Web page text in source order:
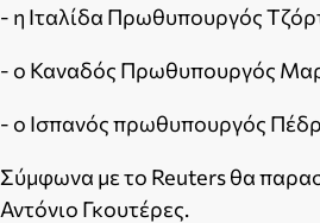
- η Ιταλίδα Πρωθυπουργός
- ο Καναδός Πρωθυπουργός
- ο Ισπανός πρωθυπουργός
Σύμφωνα με το Reuters θα
Αντόνιο Γκουτέρες.